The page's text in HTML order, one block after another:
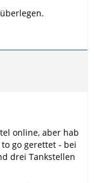
online, aber hab
go gerettet - bei
drei Tankstellen